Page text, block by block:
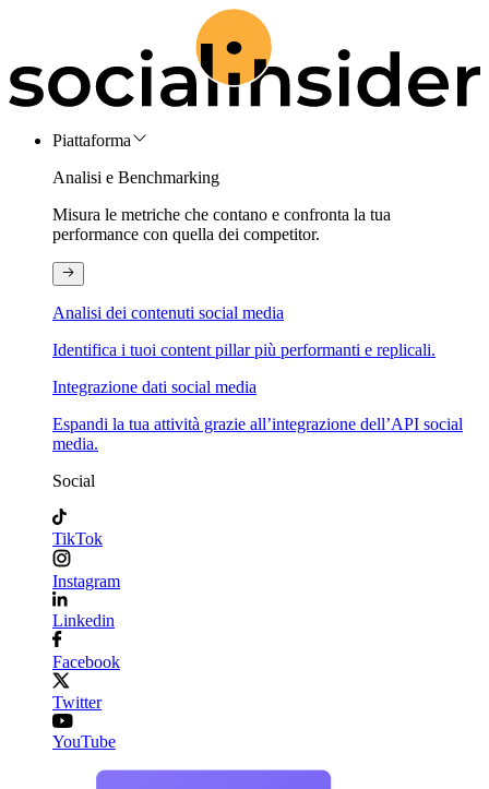
Piattaforma
Analisi e Benchmarking
Misura le metriche che contano e confronta la tua
performance con quella dei competitor.
Analisi dei contenuti social media
Identifica i tuoi content pillar più performanti e replicali.
Integrazione dati social media
Espandi la tua attività grazie all’integrazione dell’API social
media.
Social
TikTok
Instagram
Linkedin
Facebook
Twitter
YouTube